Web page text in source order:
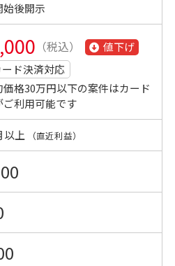
始後開示
（税込）
値下げ
ード決済対応
格30万円以下の案件はカード
ご利用可能です
以上 （直近利益）